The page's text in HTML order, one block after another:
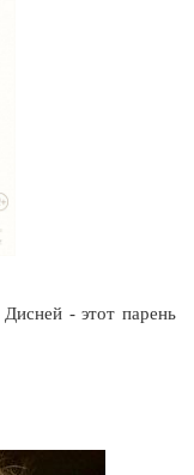
- этот парень